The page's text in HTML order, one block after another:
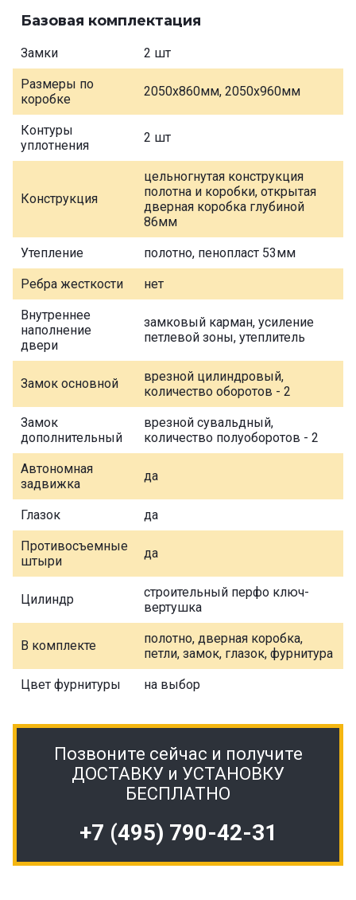
Базовая комплектация
Замки 2 шт
Размеры по
коробке
2050х860мм, 2050х960мм
Контуры
уплотнения
2 шт
Конструкция
цельногнутая конструкция
полотна и коробки, открытая
дверная коробка глубиной
86мм
Утепление полотно, пенопласт 53мм
Ребра жесткости нет
Внутреннее
наполнение
двери
замковый карман, усиление
петлевой зоны, утеплитель
Замок основной
врезной цилиндровый,
количество оборотов - 2
Замок
дополнительный
врезной сувальдный,
количество полуоборотов - 2
Автономная
задвижка
да
Глазок да
Противосъемные
штыри
да
Цилиндр
строительный перфо ключ-
вертушка
В комплекте
полотно, дверная коробка,
петли, замок, глазок, фурнитура
Цвет фурнитуры на выбор
Позвоните сейчас и получите
ДОСТАВКУ и УСТАНОВКУ
БЕСПЛАТНО
+7 (495) 790-42-31